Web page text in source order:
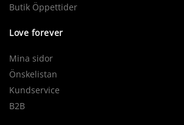
Butik Öppettider
Love forever
Mina sidor
Önskelistan
Kundservice
B2B